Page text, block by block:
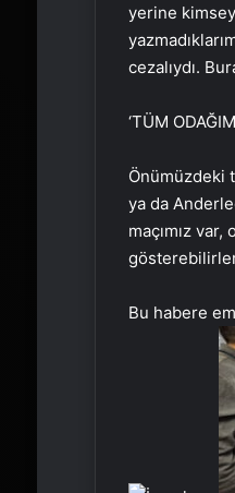
yerine
cezalıydı.
‘TÜM
Önümüzdeki
ya da
maçımız
Bu habere